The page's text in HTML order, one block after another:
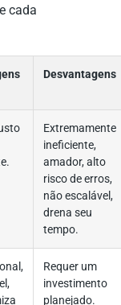
cada
Desvantagens
Extremamente
ineficiente,
amador, alto
risco de erros,
não escalável,
drena seu
tempo.
Requer um
investimento
planejado.